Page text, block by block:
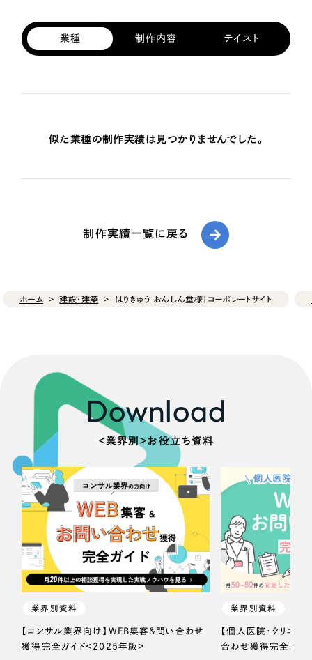
業種 制作内容 テイスト
似た業種の制作実績は見つかりませんでした。
制作実績一覧に戻る
ホーム 建設・建築 はりきゅう おんしん堂様｜コーポレートサイト
Download
＜業界別＞お役立ち資料
業界別資料
【コンサル業界向け】WEB集客＆問い合わせ
獲得完全ガイド＜2025年版＞
業界別資料
【個人医院・クリニッ
合わせ獲得完全ガイ